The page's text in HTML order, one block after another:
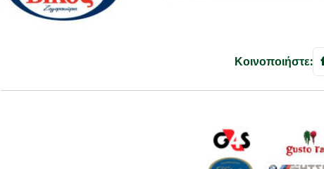
Κοινοποιήστε: